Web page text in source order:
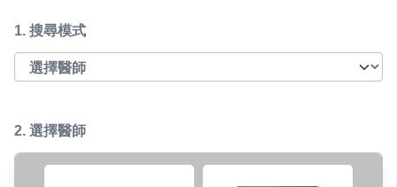
1. 搜尋模式
2. 選擇醫師